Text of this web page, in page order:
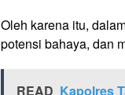
Oleh karena itu,
potensi bahaya, dan
READ Kapolres